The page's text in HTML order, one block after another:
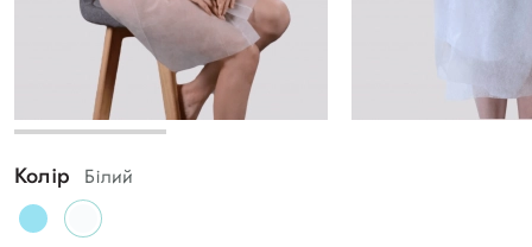
Колір Білий